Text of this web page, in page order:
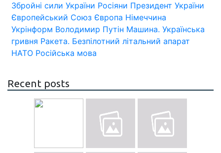
Збройні сили України Росіяни Президент України
Європейський Союз Європа Німеччина
Укрінформ Володимир Путін Машина. Українська
гривня Ракета. Безпілотний літальний апарат
НАТО Російська мова
Recent posts